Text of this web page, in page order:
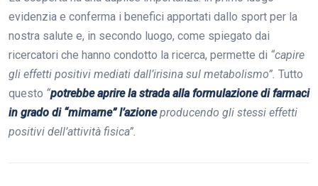
evidenzia e conferma i benefici apportati dallo sport per la
nostra salute e, in secondo luogo, come spiegato dai
ricercatori che hanno condotto la ricerca, permette di “capire
gli effetti positivi mediati dall’irisina sul metabolismo”. Tutto
questo “potrebbe aprire la strada alla formulazione di farmaci
in grado di “mimarne” l’azioneproducendo gli stessi effetti
positivi dell’attività fisica”.